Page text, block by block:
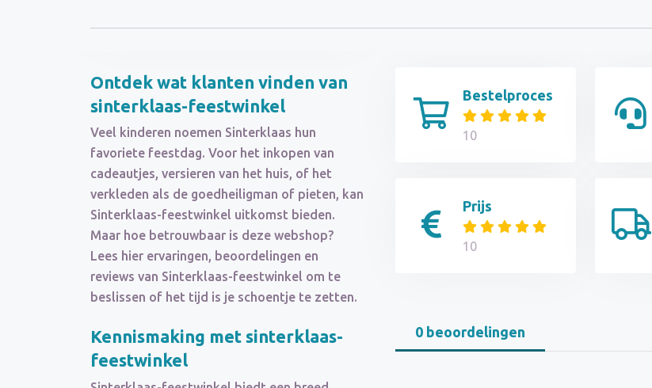
Ontdek wat klanten vinden van
sinterklaas-feestwinkel
Veel kinderen noemen Sinterklaas hun
favoriete feestdag. Voor het inkopen van
cadeautjes, versieren van het huis, of het
verkleden als de goedheiligman of pieten, kan
Sinterklaas-feestwinkel uitkomst bieden.
Maar hoe betrouwbaar is deze webshop?
Lees hier ervaringen, beoordelingen en
reviews van Sinterklaas-feestwinkel om te
beslissen of het tijd is je schoentje te zetten.
Kennismaking met sinterklaas-
feestwinkel
Bestelproces
10
Prijs
10
0 beoordelingen